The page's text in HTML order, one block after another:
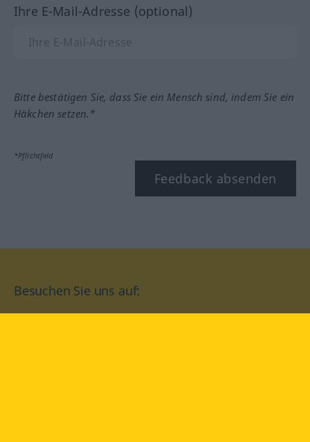
Ihre E-Mail-Adresse (optional)
Bitte bestätigen Sie, dass Sie ein Mensch sind, indem Sie ein
Häkchen setzen.*
*Pflichtfeld
Feedback absenden
Besuchen Sie uns auf: